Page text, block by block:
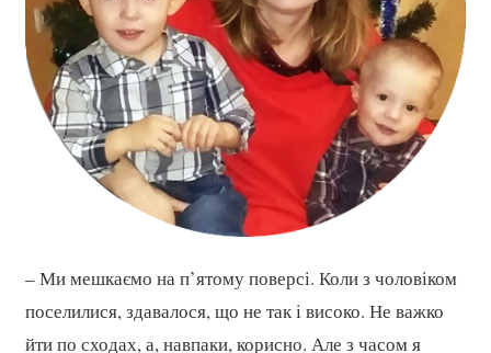
– Ми мешкаємо на п’ятому поверсі. Коли з чоловіком
поселилися, здавалося, що не так і високо. Не важко
йти по сходах, а, навпаки, корисно. Але з часом я